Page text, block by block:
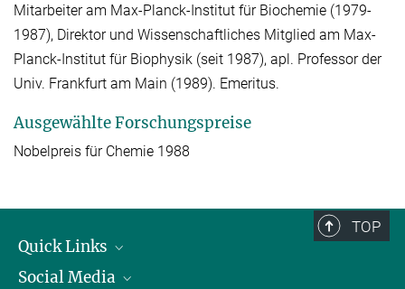
Mitarbeiter am Max-Planck-Institut für Biochemie (1979-
1987), Direktor und Wissenschaftliches Mitglied am Max-
Planck-Institut für Biophysik (seit 1987), apl. Professor der
Univ. Frankfurt am Main (1989). Emeritus.
Ausgewählte Forschungspreise
Nobelpreis für Chemie 1988
TOP
Quick Links
Präsident
Social Media